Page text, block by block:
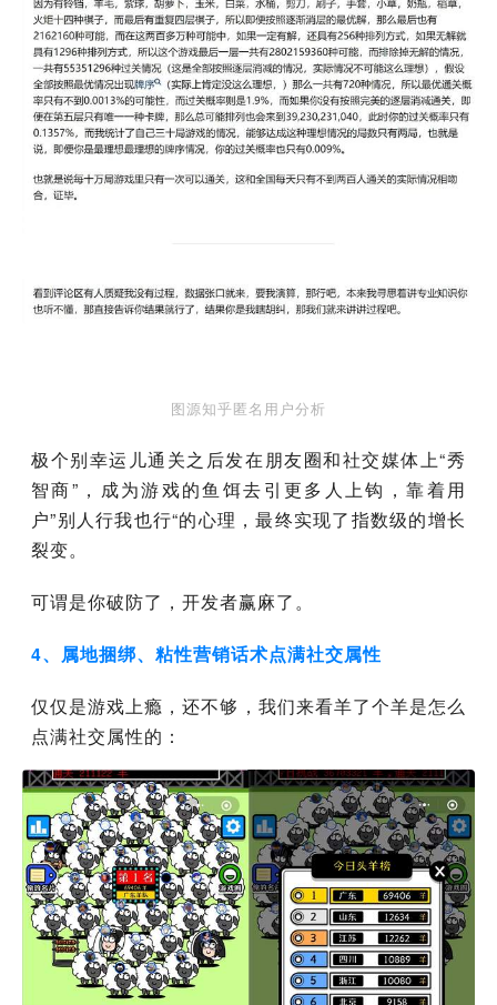
图源知乎匿名用户分析
极个别幸运儿通关之后发在朋友圈和社交媒体上“秀
智商”，成为游戏的鱼饵去引更多人上钩，靠着用
户”别人行我也行“的心理，最终实现了指数级的增长
裂变。
可谓是你破防了，开发者赢麻了。
4、属地捆绑、粘性营销话术点满社交属性
仅仅是游戏上瘾，还不够，我们来看羊了个羊是怎么
点满社交属性的：